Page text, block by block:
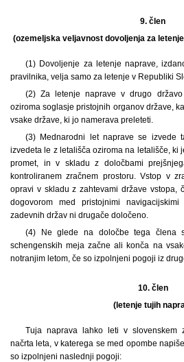
9. člen
(ozemeljska veljavnost dovoljenja za
(1) Dovoljenje za letenje naprave,
pravilnika, velja samo za letenje v Republiki
(2) Za letenje naprave v drugo
oziroma soglasje pristojnih organov države,
vsake države, ki jo namerava preleteti.
(3) Mednarodni let naprave se izvede
izvedeta le z letališča oziroma na letališče, ki
promet, in v skladu z določbami
kontroliranem zračnem prostoru. Vstop v
opravi v skladu z zahtevami države vstopa,
dogovorom med pristojnimi
zadevnih držav ni drugače določeno.
(4) Ne glede na določbe tega člena
schengenskih meja začne ali konča na
notranjim letom, če so izpolnjeni pogoji iz
10. člen
(letenje tujih
Tuja naprava lahko leti v slovenskem
načrta leta, v katerega se med opombe
so izpolnjeni naslednji pogoji: